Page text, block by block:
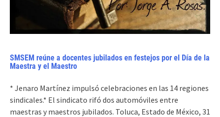
SMSEM reúne a docentes jubilados en festejos por el Día de la
Maestra y el Maestro
* Jenaro Martínez impulsó celebraciones en las 14 regiones
sindicales.* El sindicato rifó dos automóviles entre
maestras y maestros jubilados. Toluca, Estado de México, 31